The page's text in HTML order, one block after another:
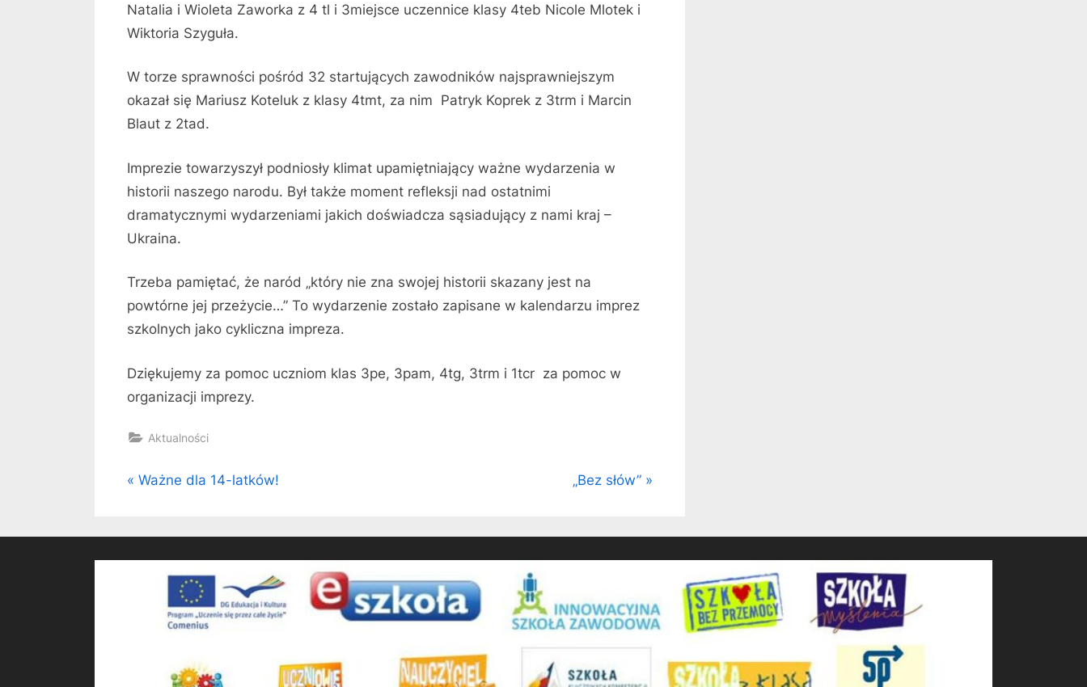
Natalia i Wioleta Zaworka z 4 tl i 3miejsce uczennice klasy 4teb Nicole Mlotek i
Wiktoria Szyguła.
W torze sprawności pośród 32 startujących zawodników najsprawniejszym
okazał się Mariusz Koteluk z klasy 4tmt, za nim Patryk Koprek z 3trm i Marcin
Blaut z 2tad.
Imprezie towarzyszył podniosły klimat upamiętniający ważne wydarzenia w
historii naszego narodu. Był także moment refleksji nad ostatnimi
dramatycznymi wydarzeniami jakich doświadcza sąsiadujący z nami kraj –
Ukraina.
Trzeba pamiętać, że naród „który nie zna swojej historii skazany jest na
powtórne jej przeżycie…” To wydarzenie zostało zapisane w kalendarzu imprez
szkolnych jako cykliczna impreza.
Dziękujemy za pomoc uczniom klas 3pe, 3pam, 4tg, 3trm i 1tcr za pomoc w
organizacji imprezy.
Aktualności
Nawigacja
P
Ważne dla 14-latków!
N
s
:
„Bez słów”